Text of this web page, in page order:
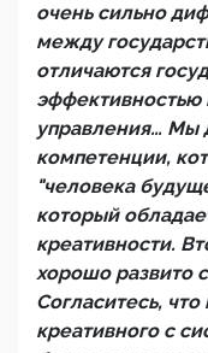
очень сильно
между
отличаются
эффективностью
управления… Мы
компетенции,
"человека
который
креативности.
хорошо развито
Согласитесь,
креативного с